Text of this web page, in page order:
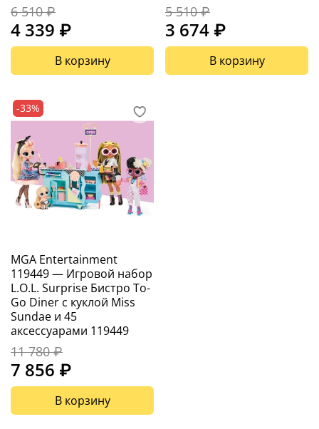
6 510 ₽
4 339 ₽
В корзину
5 510 ₽
3 674 ₽
В корзину
-33%
MGA Entertainment
119449 — Игровой набор
L.O.L. Surprise Бистро To-
Go Diner с куклой Miss
Sundae и 45
аксессуарами 119449
11 780 ₽
7 856 ₽
В корзину